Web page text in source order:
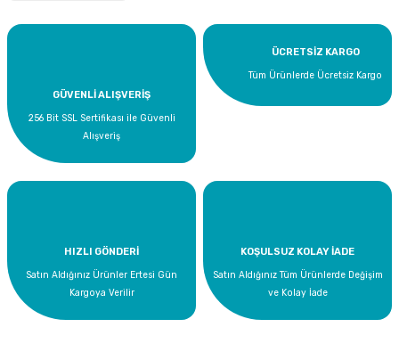
Supta Sıvı Sabun Okyanus Ferahlığı 20 Litre
GÜVENLİ ALIŞVERİŞ
256 Bit SSL Sertifikası ile Güvenli
Alışveriş
ÜCRETSİZ KARGO
Tüm Ürünlerde Ücretsiz Kargo
HIZLI GÖNDERİ
Satın Aldığınız Ürünler Ertesi Gün
Kargoya Verilir
KOŞULSUZ KOLAY İADE
Satın Aldığınız Tüm Ürünlerde Değişim
ve Kolay İade